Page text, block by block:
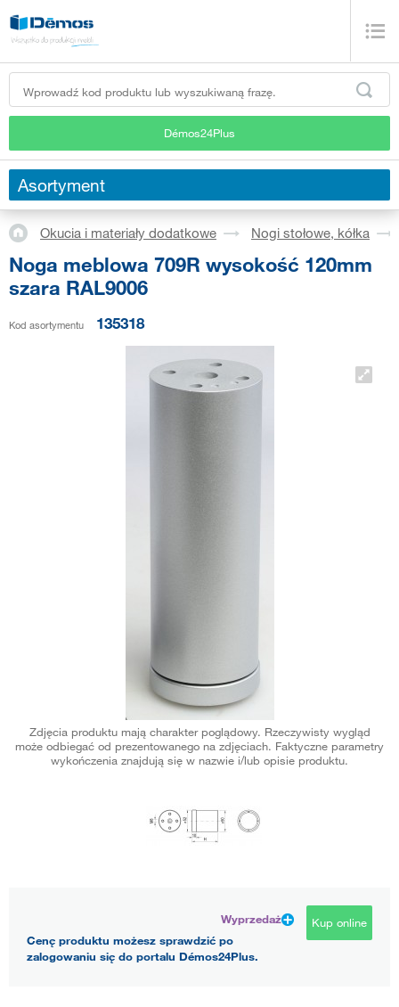
Démos24Plus
Asortyment
Okucia i materiały dodatkowe Nogi stołowe, kółka
Noga meblowa 709R wysokość 120mm
szara RAL9006
Kod asortymentu 135318
Zdjęcia produktu mają charakter poglądowy. Rzeczywisty wygląd
może odbiegać od prezentowanego na zdjęciach. Faktyczne parametry
wykończenia znajdują się w nazwie i/lub opisie produktu.
Wyprzedaż
Cenę produktu możesz sprawdzić po
zalogowaniu się do portalu Démos24Plus.
Kup online